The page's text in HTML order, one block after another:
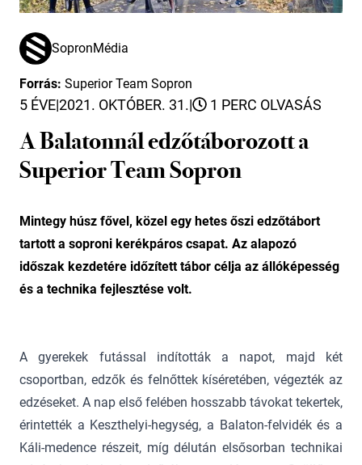
SopronMédia
Forrás: Superior Team Sopron
5 ÉVE|2021. OKTÓBER. 31.| 1 PERC OLVASÁS
A Balatonnál edzőtáborozott a
Superior Team Sopron
Mintegy húsz fővel, közel egy hetes őszi edzőtábort
tartott a soproni kerékpáros csapat. Az alapozó
időszak kezdetére időzített tábor célja az állóképesség
és a technika fejlesztése volt.
A gyerekek futással indították a napot, majd két
csoportban, edzők és felnőttek kíséretében, végezték az
edzéseket. A nap első felében hosszabb távokat tekertek,
érintették a Keszthelyi-hegység, a Balaton-felvidék és a
Káli-medence részeit, míg délután elsősorban technikai